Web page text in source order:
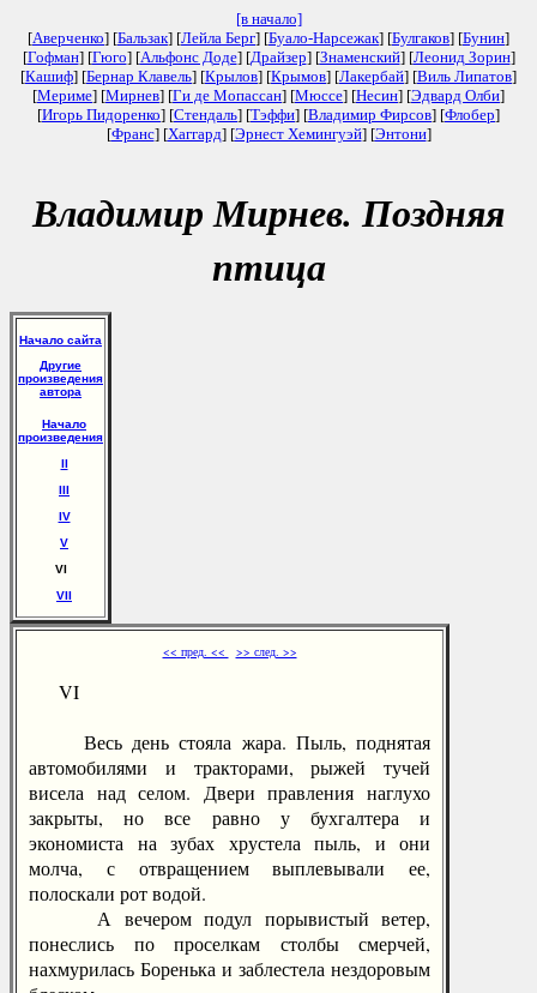
[в начало]
[Аверченко] [Бальзак] [Лейла Берг] [Буало-Нарсежак] [Булгаков] [Бунин]
[Гофман] [Гюго] [Альфонс Доде] [Драйзер] [Знаменский] [Леонид Зорин]
[Кашиф] [Бернар Клавель] [Крылов] [Крымов] [Лакербай] [Виль Липатов]
[Мериме] [Мирнев] [Ги де Мопассан] [Мюссе] [Несин] [Эдвард Олби]
[Игорь Пидоренко] [Стендаль] [Тэффи] [Владимир Фирсов] [Флобер]
[Франс] [Хаггард] [Эрнест Хемингуэй] [Энтони]
Владимир Мирнев. Поздняя
птица
Начало сайта
Другие
произведения
автора
Начало
произведения
II
III
IV
V
VI
VII
<< пред. << >> след. >>
VI
Весь день стояла жара. Пыль, поднятая
автомобилями и тракторами, рыжей тучей
висела над селом. Двери правления наглухо
закрыты, но все равно у бухгалтера и
экономиста на зубах хрустела пыль, и они
молча, с отвращением выплевывали ее,
полоскали рот водой.
А вечером подул порывистый ветер,
понеслись по проселкам столбы смерчей,
нахмурилась Боренька и заблестела нездоровым